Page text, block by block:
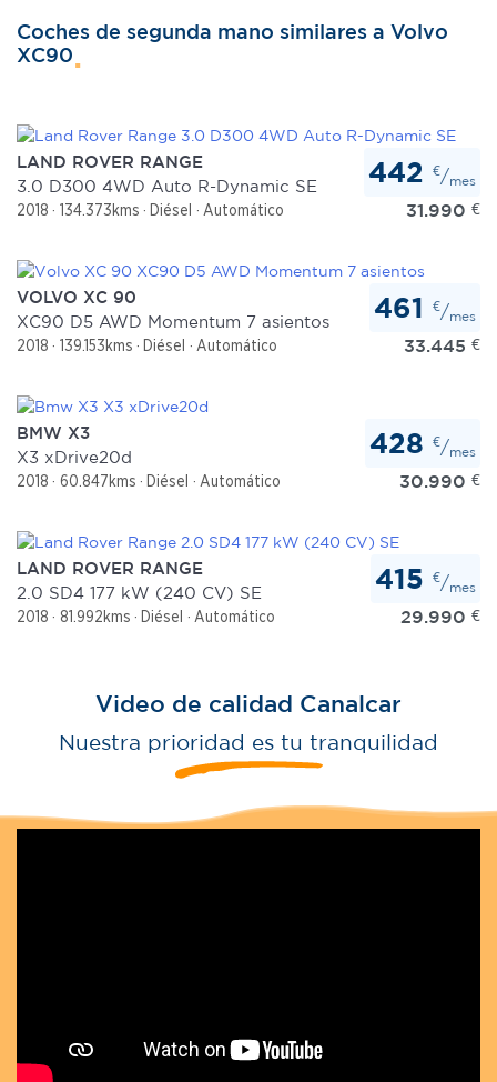
web, quienes pueden combinarla con otra información
que les haya proporcionado o que hayan recopilado a
Coches de segunda mano similares a Volvo
XC90
LAND ROVER RANGE
3.0 D300 4WD Auto R-Dynamic SE
2018 134.373kms Diésel Automático 31.990 €
442 €/mes
VOLVO XC 90
XC90 D5 AWD Momentum 7 asientos
2018 139.153kms Diésel Automático 33.445 €
461 €/mes
BMW X3
X3 xDrive20d
2018 60.847kms Diésel Automático 30.990 €
428 €/mes
LAND ROVER RANGE
2.0 SD4 177 kW (240 CV) SE
2018 81.992kms Diésel Automático 29.990 €
415 €/mes
Video de calidad Canalcar
Nuestra prioridad es tu tranquilidad